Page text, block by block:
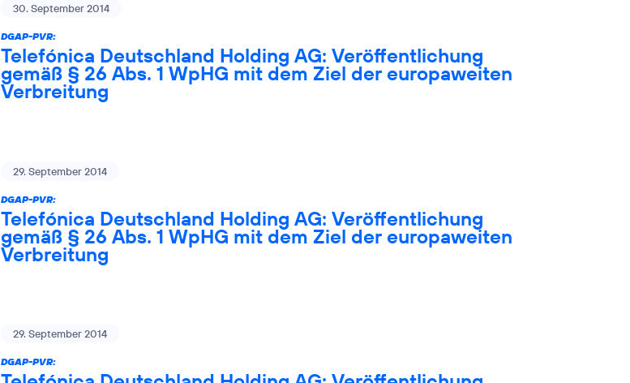
30. September 2014
DGAP-PVR:
Telefónica Deutschland Holding AG: Veröffentlichung
gemäß § 26 Abs. 1 WpHG mit dem Ziel der europaweiten
Verbreitung
29. September 2014
DGAP-PVR:
Telefónica Deutschland Holding AG: Veröffentlichung
gemäß § 26 Abs. 1 WpHG mit dem Ziel der europaweiten
Verbreitung
29. September 2014
DGAP-PVR: